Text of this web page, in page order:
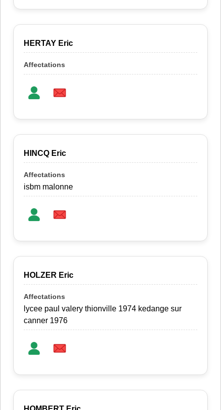
HERTAY Eric
HINCQ Eric
isbm malonne
HOLZER Eric
lycee paul valery thionville 1974 kedange sur
canner 1976